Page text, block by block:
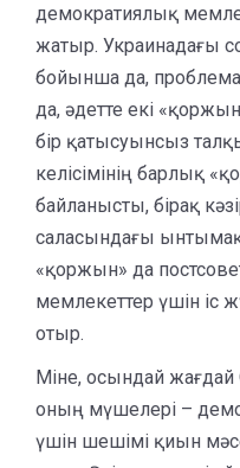
демократиялық
жатыр. Украинадағы
бойынша да,
да, әдетте екі
бір қатысуынсыз
келісімінің барлық
байланысты, бірақ
саласындағы
«қоржын» да
мемлекеттер үшін іс
отыр.
Міне, осындай жағдай
оның мүшелері –
үшін шешімі қиын